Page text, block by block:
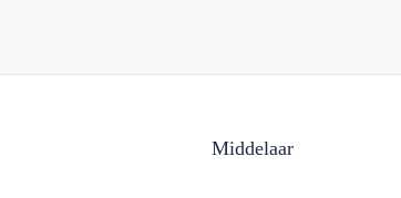
Middelaar